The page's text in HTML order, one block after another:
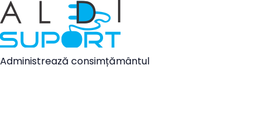
Administrează consimțământul